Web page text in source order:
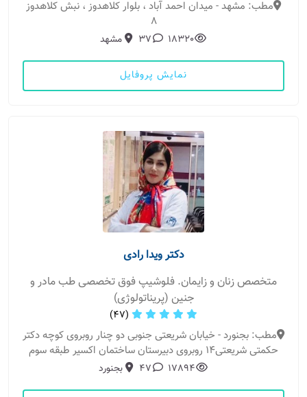
مطب: مشهد - میدان احمد آباد ، بلوار کلاهدوز ، نبش کلاهدوز
8
18320
37 مشهد
نمایش پروفایل
دکتر ویدا رادی
متخصص زنان و زایمان. فلوشیپ فوق تخصصی طب مادر و
جنین (پریناتولوژی)
(47)
مطب: بجنورد - خیابان شریعتی جنوبی دو چنار روبروی کوچه دکتر
حکمتی شریعتی14 روبروی دبیرستان ساختمان اکسیر طبقه سوم
17894
47 بجنورد